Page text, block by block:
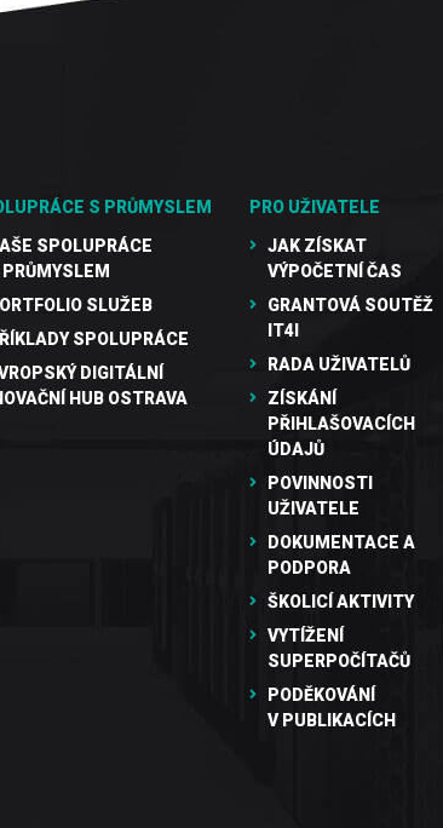
S PRŮMYSLEM
SPOLUPRÁCE
PRŮMYSLEM
SLUŽEB
SPOLUPRÁCE
DIGITÁLNÍ
HUB OSTRAVA
PRO UŽIVATELE
JAK ZÍSKAT
VÝPOČETNÍ ČAS
GRANTOVÁ SOUTĚŽ
IT4I
RADA UŽIVATELŮ
ZÍSKÁNÍ
PŘIHLAŠOVACÍCH
ÚDAJŮ
POVINNOSTI
UŽIVATELE
DOKUMENTACE A
PODPORA
ŠKOLICÍ AKTIVITY
VYTÍŽENÍ
SUPERPOČÍTAČŮ
PODĚKOVÁNÍ
V PUBLIKACÍCH